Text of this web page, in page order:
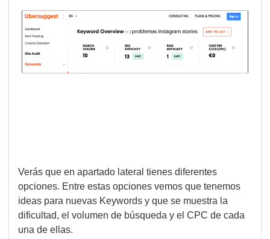
Verás que en apartado lateral tienes diferentes
opciones. Entre estas opciones vemos que tenemos
ideas para nuevas Keywords y que se muestra la
dificultad, el volumen de búsqueda y el CPC de cada
una de ellas.